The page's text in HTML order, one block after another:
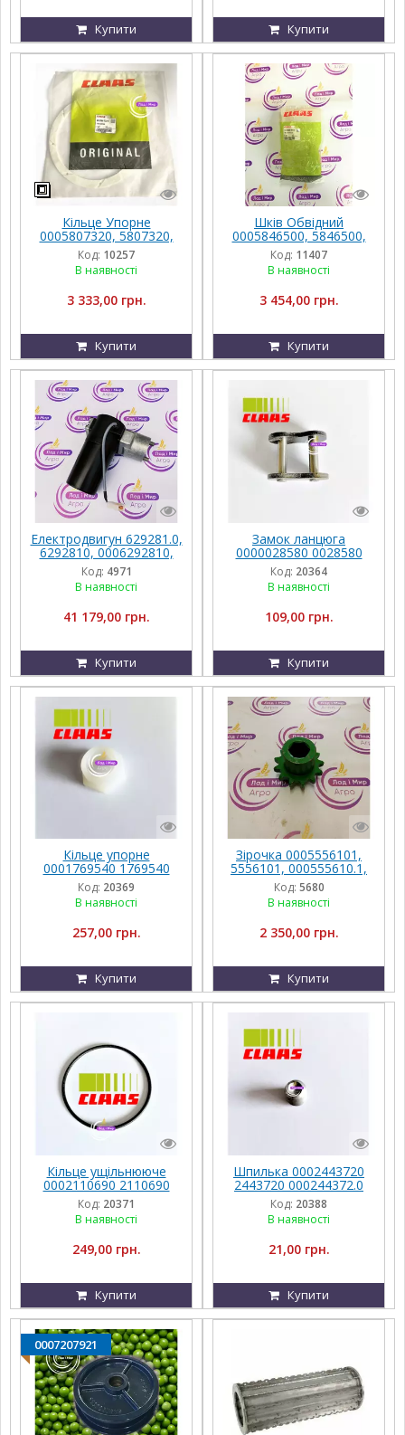
Купити Купити
Кільце Упорне
0005807320, 5807320,
000580732.0, 580732.0
на Техніку Claas
Код: 10257
В наявності
3 333,00 грн.
Купити
Шків Обвідний
0005846500, 5846500,
000584650.0, 584650.0
Claas
Код: 11407
В наявності
3 454,00 грн.
Купити
Електродвигун 629281.0,
6292810, 0006292810,
000629281.0, 629281 до
Claas Tucano - Lexion
Код: 4971
В наявності
41 179,00 грн.
Купити
Замок ланцюга
0000028580 0028580
000002858.0 002858.0
Claas
Код: 20364
В наявності
109,00 грн.
Купити
Кільце упорне
0001769540 1769540
000176954.0 176954.0
Claas
Код: 20369
В наявності
257,00 грн.
Купити
Зірочка 0005556101,
5556101, 000555610.1,
555610.1 Claas
Код: 5680
В наявності
2 350,00 грн.
Купити
Кільце ущільнююче
0002110690 2110690
000211069.0 211069.0
Claas
Код: 20371
В наявності
249,00 грн.
Купити
Шпилька 0002443720
2443720 000244372.0
244372.0 Claas
Код: 20388
В наявності
21,00 грн.
Купити
0007207921